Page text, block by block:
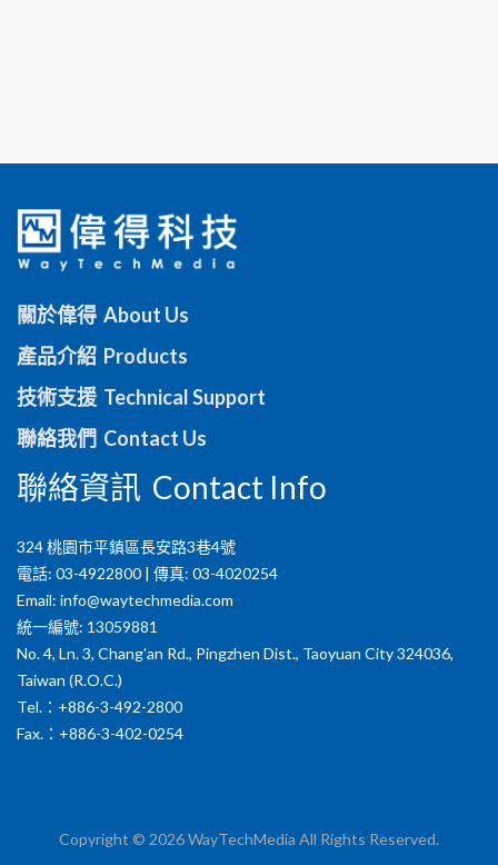
關於偉得 About Us
產品介紹 Products
技術支援 Technical Support
聯絡我們 Contact Us
聯絡資訊 Contact Info
324 桃園市平鎮區長安路3巷4號
電話: 03-4922800 | 傳真: 03-4020254
Email: info@waytechmedia.com
統一編號: 13059881
No. 4, Ln. 3, Chang'an Rd., Pingzhen Dist., Taoyuan City 324036,
Taiwan (R.O.C.)
Tel.：+886-3-492-2800
Fax.：+886-3-402-0254
Copyright © 2026 WayTechMedia All Rights Reserved.